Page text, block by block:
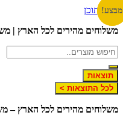
לתוכן
מהירים לכל הארץ | משלוח
תוצאות
לכל התוצאות >
מהירים לכל הארץ –